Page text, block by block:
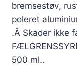
bremsestøv,
poleret
.Â Skader ikke
500 ml..